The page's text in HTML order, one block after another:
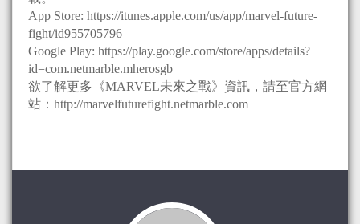
App Store: https://itunes.apple.com/us/app/marvel-future-
fight/id955705796
Google Play: https://play.google.com/store/apps/details?
id=com.netmarble.mherosgb
欲了解更多《MARVEL未來之戰》資訊，請至官方網
站：http://marvelfuturefight.netmarble.com